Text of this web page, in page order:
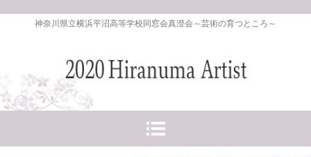
神奈川県立横浜平沼高等学校同窓会真澄会～芸術の育つところ～